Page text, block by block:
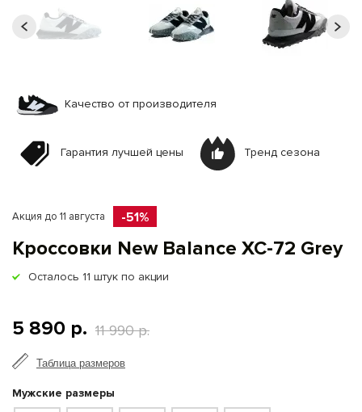
Качество от производителя
Гарантия лучшей цены Тренд сезона
Акция до 11 августа -51%
Кроссовки New Balance XC-72 Grey
Осталось 11 штук по акции
5 890 р. 11 990 р.
Таблица размеров
Мужские размеры